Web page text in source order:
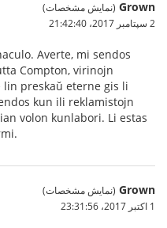
Grown (نمایش مشخصات)
2 سپتامبر 2017،‏ 21:42:40
Averte, mi sendos
Compton, virinojn
lin preskaŭ eterne gis li
kun ili reklamistojn
volon kunlabori. Li estas
Grown (نمایش مشخصات)
1 اکتبر 2017،‏ 23:31:56